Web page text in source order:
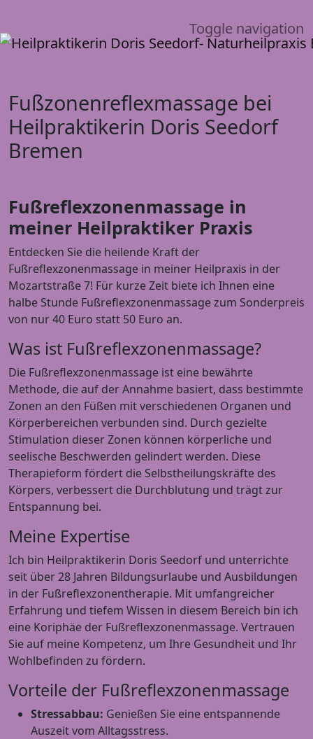
Toggle navigation
Fußzonenreflexmassage bei
Heilpraktikerin Doris Seedorf
Bremen
Fußreflexzonenmassage in
meiner Heilpraktiker Praxis
Entdecken Sie die heilende Kraft der
Fußreflexzonenmassage in meiner Heilpraxis in der
Mozartstraße 7! Für kurze Zeit biete ich Ihnen eine
halbe Stunde Fußreflexzonenmassage zum Sonderpreis
von nur 40 Euro statt 50 Euro an.
Was ist Fußreflexzonenmassage?
Die Fußreflexzonenmassage ist eine bewährte
Methode, die auf der Annahme basiert, dass bestimmte
Zonen an den Füßen mit verschiedenen Organen und
Körperbereichen verbunden sind. Durch gezielte
Stimulation dieser Zonen können körperliche und
seelische Beschwerden gelindert werden. Diese
Therapieform fördert die Selbstheilungskräfte des
Körpers, verbessert die Durchblutung und trägt zur
Entspannung bei.
Meine Expertise
Ich bin Heilpraktikerin Doris Seedorf und unterrichte
seit über 28 Jahren Bildungsurlaube und Ausbildungen
in der Fußreflexzonentherapie. Mit umfangreicher
Erfahrung und tiefem Wissen in diesem Bereich bin ich
eine Koriphäe der Fußreflexzonenmassage. Vertrauen
Sie auf meine Kompetenz, um Ihre Gesundheit und Ihr
Wohlbefinden zu fördern.
Vorteile der Fußreflexzonenmassage
Stressabbau: Genießen Sie eine entspannende
Auszeit vom Alltagsstress.